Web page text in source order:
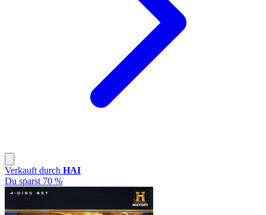
Verkauft durch HAI
Du sparst 70 %